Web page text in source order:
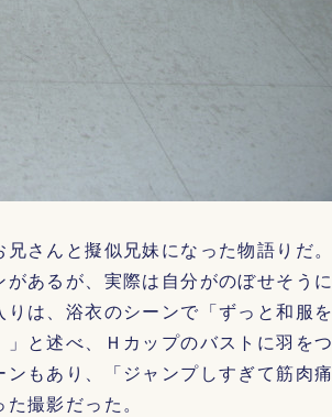
さんと擬似兄妹になった物語りだ。
あるが、実際は自分がのぼせそうに
は、浴衣のシーンで「ずっと和服を
と述べ、Ｈカップのバストに羽をつ
もあり、「ジャンプしすぎて筋肉痛
撮影だった。